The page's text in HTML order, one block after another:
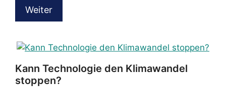
Weiter
Kann Technologie den Klimawandel
stoppen?